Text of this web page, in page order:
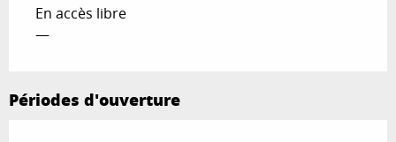
En accès libre
—
Périodes d'ouverture